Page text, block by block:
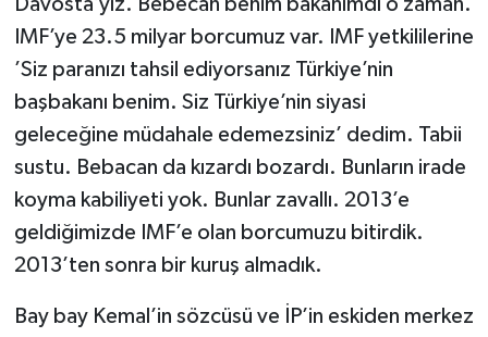
Davosta’yız. Bebecan benim bakanımdı o zaman.
IMF’ye 23.5 milyar borcumuz var. IMF yetkililerine
’Siz paranızı tahsil ediyorsanız Türkiye’nin
başbakanı benim. Siz Türkiye’nin siyasi
geleceğine müdahale edemezsiniz’ dedim. Tabii
sustu. Bebacan da kızardı bozardı. Bunların irade
koyma kabiliyeti yok. Bunlar zavallı. 2013’e
geldiğimizde IMF’e olan borcumuzu bitirdik.
2013’ten sonra bir kuruş almadık.
Bay bay Kemal’in sözcüsü ve İP’in eskiden merkez